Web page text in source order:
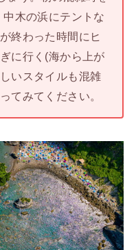
木の浜にテントな
終わった時間にヒ
に行く(海から上が
いスタイルも混雑
てみてください。